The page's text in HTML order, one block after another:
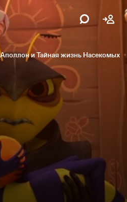
и Тайная жизнь Насекомых